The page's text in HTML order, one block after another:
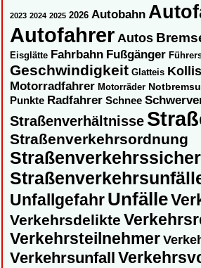
2023 2024 2025 2026 Autobahn
AutofahrerAutos
Eisglätte Fahrbahn Fußgänger
Geschwindigkeit Glatteis
Motorradfahrer Motorräder
Punkte Radfahrer Schnee
Straßenverhältnisse
Straßenverkehrsordnung
UnfallgefahrUnfälle
Verkehrsdelikte
Verkehrsteilnehmer
Verkehrsunfall